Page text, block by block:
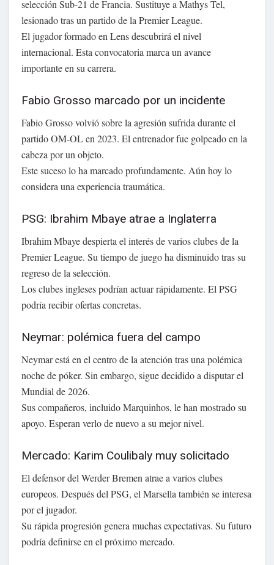
selección Sub-21 de Francia. Sustituye a Mathys Tel,
lesionado tras un partido de la Premier League.
El jugador formado en Lens descubrirá el nivel
internacional. Esta convocatoria marca un avance
importante en su carrera.
Fabio Grosso marcado por un incidente
Fabio Grosso volvió sobre la agresión sufrida durante el
partido OM-OL en 2023. El entrenador fue golpeado en la
cabeza por un objeto.
Este suceso lo ha marcado profundamente. Aún hoy lo
considera una experiencia traumática.
PSG: Ibrahim Mbaye atrae a Inglaterra
Ibrahim Mbaye despierta el interés de varios clubes de la
Premier League. Su tiempo de juego ha disminuido tras su
regreso de la selección.
Los clubes ingleses podrían actuar rápidamente. El PSG
podría recibir ofertas concretas.
Neymar: polémica fuera del campo
Neymar está en el centro de la atención tras una polémica
noche de póker. Sin embargo, sigue decidido a disputar el
Mundial de 2026.
Sus compañeros, incluido Marquinhos, le han mostrado su
apoyo. Esperan verlo de nuevo a su mejor nivel.
Mercado: Karim Coulibaly muy solicitado
El defensor del Werder Bremen atrae a varios clubes
europeos. Después del PSG, el Marsella también se interesa
por el jugador.
Su rápida progresión genera muchas expectativas. Su futuro
podría definirse en el próximo mercado.